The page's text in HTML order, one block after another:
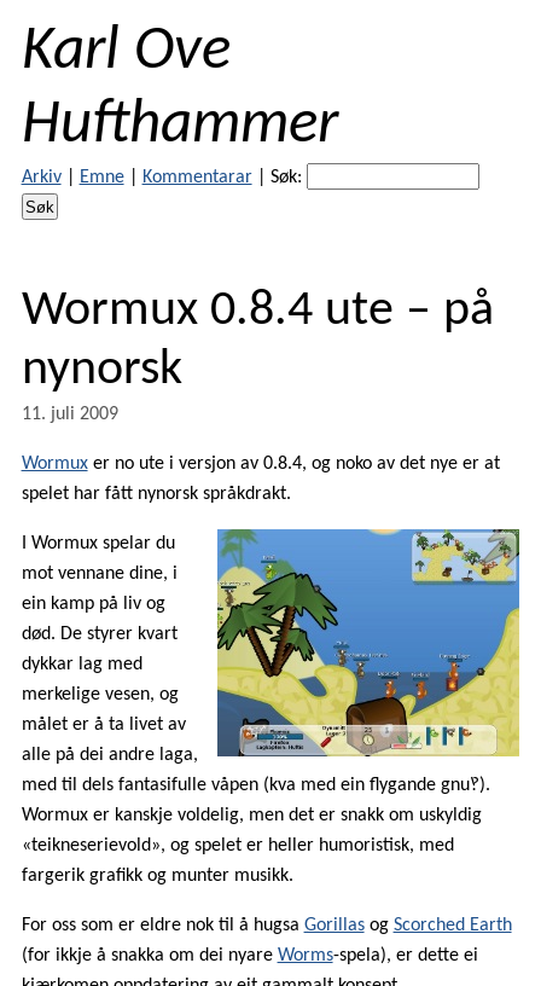
Karl Ove
Hufthammer
Arkiv| Emne| Kommentarar| Søk:
Wormux 0.8.4 ute – på
nynorsk
11. juli 2009
Wormuxer no ute i versjon av 0.8.4, og noko av det nye er at
spelet har fått nynorsk språkdrakt.
Wormuxspelar du
mot vennane dine, i
ein kamp på liv og
død. De styrer kvart
dykkar lag med
merkelige vesen, og
målet er å ta livet av
alle på dei andre laga,
med til dels fantasifulle våpen (kva med ein flygande gnu‽).
Wormuxer kanskje voldelig, men det er snakk om uskyldig
«teikneserievold», og spelet er heller humoristisk, med
fargerik grafikk og munter musikk.
For oss som er eldre nok til å hugsa Gorillasog Scorched Earth
(for ikkje å snakka om dei nyare Worms-spela), er dette ei